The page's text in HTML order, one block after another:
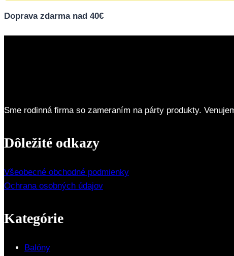
Doprava zdarma nad 40€
Sme rodinná firma so zameraním na párty produkty.
Dôležité odkazy
Všeobecné obchodné podmienky
Ochrana osobných údajov
Kategórie
Balóny